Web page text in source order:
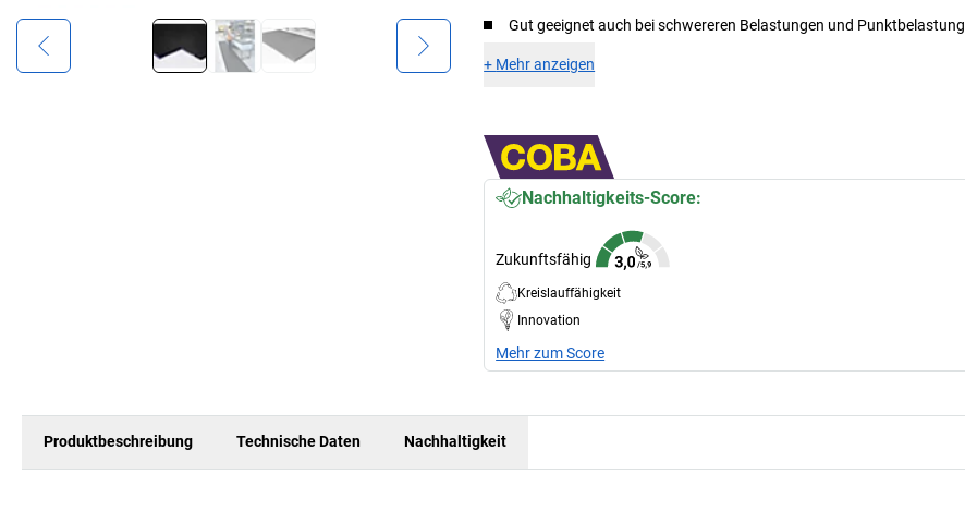
Gut geeignet auch bei schwereren Belastungen und Punktbelastung
+ Mehr anzeigen
Nachhaltigkeits-Score:
Zukunftsfähig
Kreislauffähigkeit
Innovation
Mehr zum Score
Produktbeschreibung Technische Daten Nachhaltigkeit